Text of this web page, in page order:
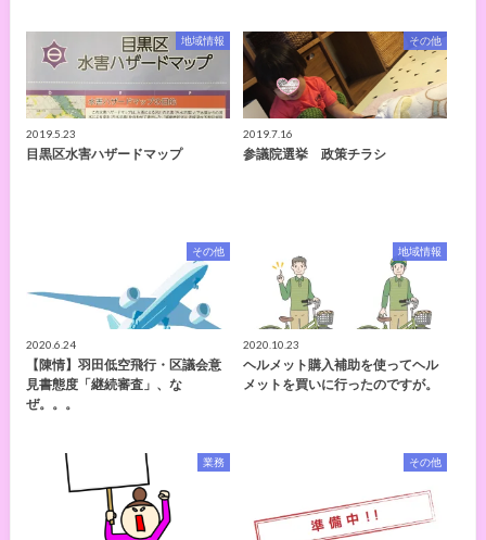
地域情報
2019.5.23
目黒区水害ハザードマップ
その他
2019.7.16
参議院選挙 政策チラシ
その他
2020.6.24
【陳情】羽田低空飛行・区議会意
見書態度「継続審査」、な
ぜ。。。
地域情報
2020.10.23
ヘルメット購入補助を使ってヘル
メットを買いに行ったのですが。
業務 その他